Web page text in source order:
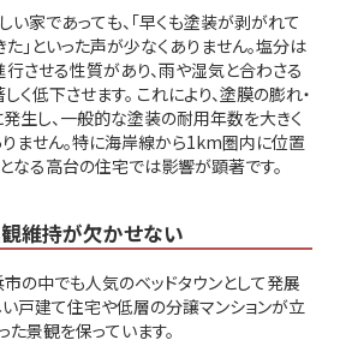
家であっても、「早くも塗装が剥がれて
た」といった声が少なくありません。塩分は
させる性質があり、雨や湿気と合わさる
く低下させます。 これにより、塗膜の膨れ・
生し、一般的な塗装の耐用年数を大きく
ません。特に海岸線から1km圏内に位置
なる高台の住宅では影響が顕著です。
維持が欠かせない
の中でも人気のベッドタウンとして発展
い戸建て住宅や低層の分譲マンションが立
た景観を保っています。